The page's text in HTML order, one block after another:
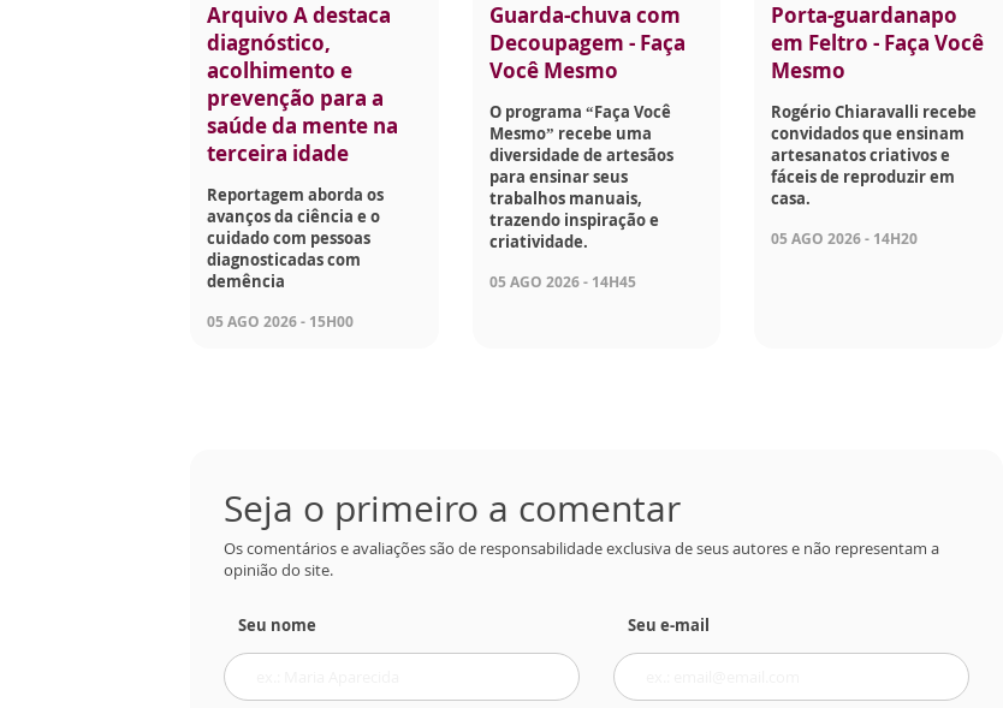
Arquivo A destaca
diagnóstico,
acolhimento e
prevenção para a
saúde da mente na
terceira idade
Reportagem aborda os
avanços da ciência e o
cuidado com pessoas
diagnosticadas com
demência
05 AGO 2026 - 15H00
Guarda-chuva com
Decoupagem - Faça
Você Mesmo
O programa “Faça Você
Mesmo” recebe uma
diversidade de artesãos
para ensinar seus
trabalhos manuais,
trazendo inspiração e
criatividade.
05 AGO 2026 - 14H45
Porta-guardanapo
em Feltro - Faça Você
Mesmo
Rogério Chiaravalli recebe
convidados que ensinam
artesanatos criativos e
fáceis de reproduzir em
casa.
05 AGO 2026 - 14H20
Seja o primeiro a comentar
Os comentários e avaliações são de responsabilidade exclusiva de seus autores e não representam a
opinião do site.
Seu nome Seu e-mail